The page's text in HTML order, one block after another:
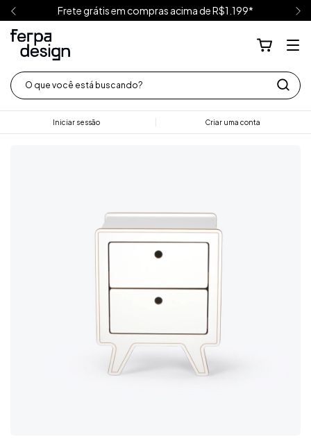
Frete grátis em compras acima de R$1.199*
Iniciar sessão Criar uma conta